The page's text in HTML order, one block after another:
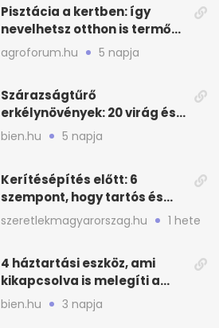
Pisztácia a kertben: így
nevelhetsz otthon is termő
növényt
agroforum.hu 5 napja
Szárazságtűrő
erkélynövények: 20 virág és
cserje a forró nyárra
bien.hu 5 napja
Kerítésépítés előtt: 6
szempont, hogy tartós és
praktikus legyen
szeretlekmagyarorszag.hu 1 hete
4 háztartási eszköz, ami
kikapcsolva is melegíti a
lakást
bien.hu 3 napja